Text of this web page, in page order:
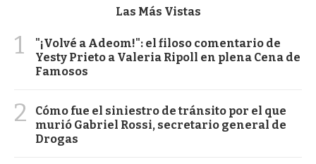
Las Más Vistas
1
"¡Volvé a Adeom!": el filoso comentario de
Yesty Prieto a Valeria Ripoll en plena Cena de
Famosos
2
Cómo fue el siniestro de tránsito por el que
murió Gabriel Rossi, secretario general de
Drogas